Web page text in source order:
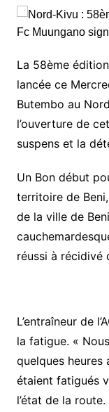
La 58ème
lancée ce
Butembo au
l’ouverture de
suspens et la
Un Bon début
territoire de Beni,
de la ville de
réussi à récidivé
L’entraîneur de
la fatigue. «
quelques heures
étaient fatigués
l’état de la